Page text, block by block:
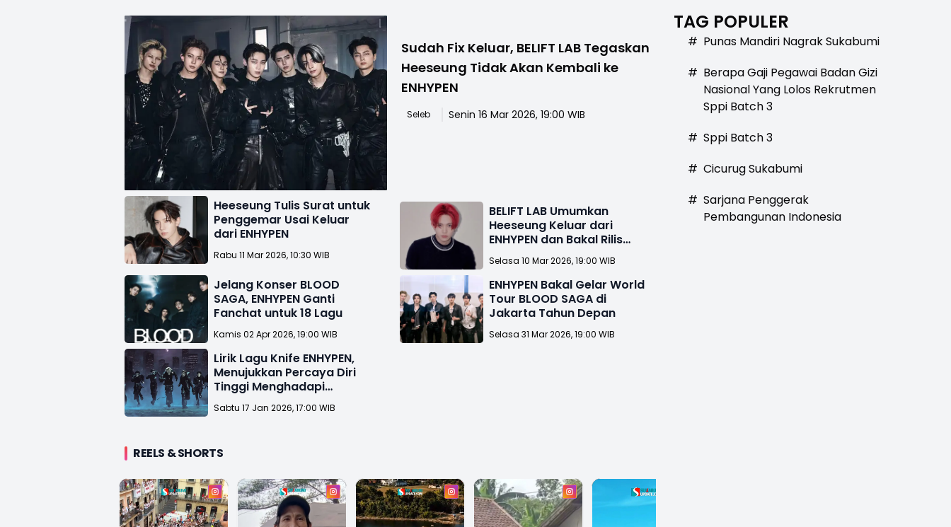
Sudah Fix Keluar, BELIFT LAB Tegaskan
Heeseung Tidak Akan Kembali ke
ENHYPEN
Seleb Senin 16 Mar 2026, 19:00 WIB
Heeseung Tulis Surat untuk
Penggemar Usai Keluar
dari ENHYPEN
Rabu 11 Mar 2026, 10:30 WIB
BELIFT LAB Umumkan
Heeseung Keluar dari
ENHYPEN dan Bakal Rilis
Album Solo
Selasa 10 Mar 2026, 19:00 WIB
Jelang Konser BLOOD
SAGA, ENHYPEN Ganti
Fanchat untuk 18 Lagu
Kamis 02 Apr 2026, 19:00 WIB
ENHYPEN Bakal Gelar World
Tour BLOOD SAGA di
Jakarta Tahun Depan
Selasa 31 Mar 2026, 19:00 WIB
Lirik Lagu Knife ENHYPEN,
Menujukkan Percaya Diri
Tinggi Menghadapi
Rintangan
Sabtu 17 Jan 2026, 17:00 WIB
REELS & SHORTS
Relokasi
TAG POPULER
# Punas Mandiri Nagrak Sukabumi
# Berapa Gaji Pegawai Badan Gizi
Nasional Yang Lolos Rekrutmen
Sppi Batch 3
# Sppi Batch 3
# Cicurug Sukabumi
# Sarjana Penggerak
Pembangunan Indonesia